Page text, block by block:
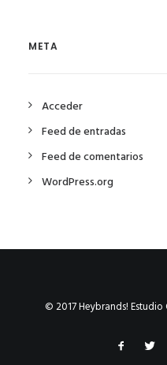
META
Acceder
Feed de entradas
Feed de comentarios
WordPress.org
© 2017 Heybrands!